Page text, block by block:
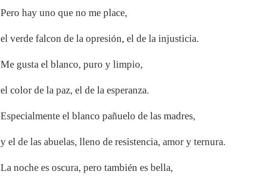
Pero hay uno que no me place,
el verde falcon de la opresión, el de la injusticia.
Me gusta el blanco, puro y limpio,
el color de la paz, el de la esperanza.
Especialmente el blanco pañuelo de las madres,
y el de las abuelas, lleno de resistencia, amor y ternura.
La noche es oscura, pero también es bella,